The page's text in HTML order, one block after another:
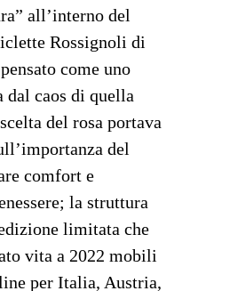
all’interno del
Rossignoli di
come uno
dal caos di quella
del rosa portava
del
comfort e
la struttura
limitata che
vita a 2022 mobili
per Italia, Austria,